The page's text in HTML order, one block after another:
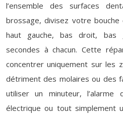
l’ensemble des surfaces
brossage, divisez votre
haut gauche, bas droit, bas
secondes à chacun. Cette
concentrer uniquement sur les
détriment des molaires ou des
utiliser un minuteur,
électrique ou tout simplement